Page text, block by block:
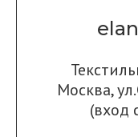
Москва,
(вход